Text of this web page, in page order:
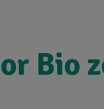
Bio